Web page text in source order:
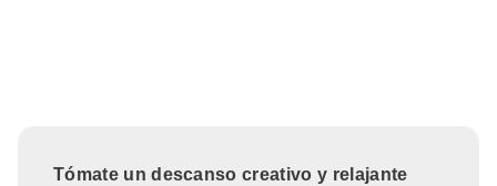
Tómate un descanso creativo y relajante